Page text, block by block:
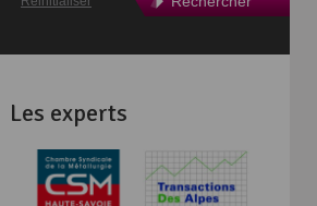
Les experts